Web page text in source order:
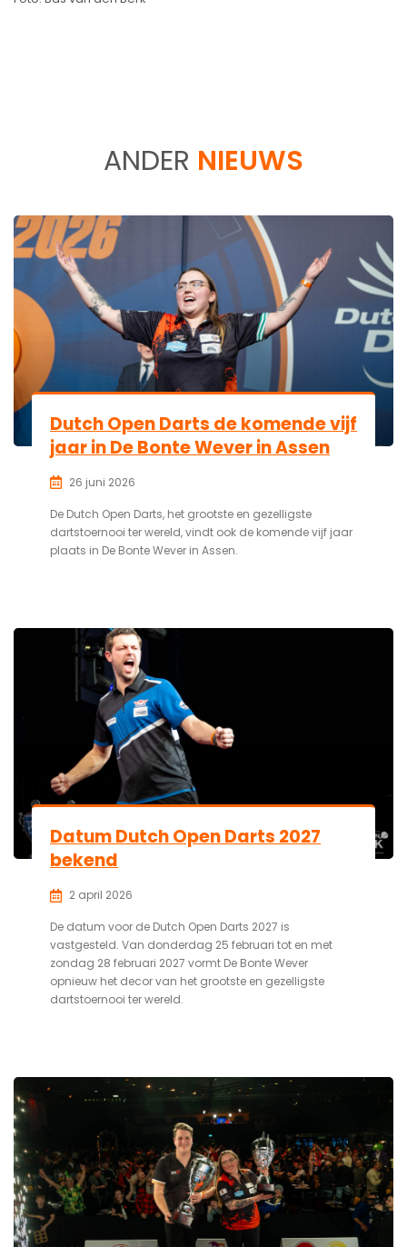
ANDER NIEUWS
Dutch Open Darts de komende vijf
jaar in De Bonte Wever in Assen
26 juni 2026
De Dutch Open Darts, het grootste en gezelligste
dartstoernooi ter wereld, vindt ook de komende vijf jaar
plaats in De Bonte Wever in Assen.
Datum Dutch Open Darts 2027
bekend
2 april 2026
De datum voor de Dutch Open Darts 2027 is
vastgesteld. Van donderdag 25 februari tot en met
zondag 28 februari 2027 vormt De Bonte Wever
opnieuw het decor van het grootste en gezelligste
dartstoernooi ter wereld.